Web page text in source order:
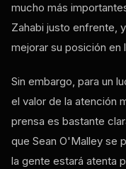
mucho más
Zahabi justo enfrente,
mejorar su posición en
Sin embargo, para un
el valor de la atención
prensa es bastante
que Sean O'Malley se
la gente estará atenta